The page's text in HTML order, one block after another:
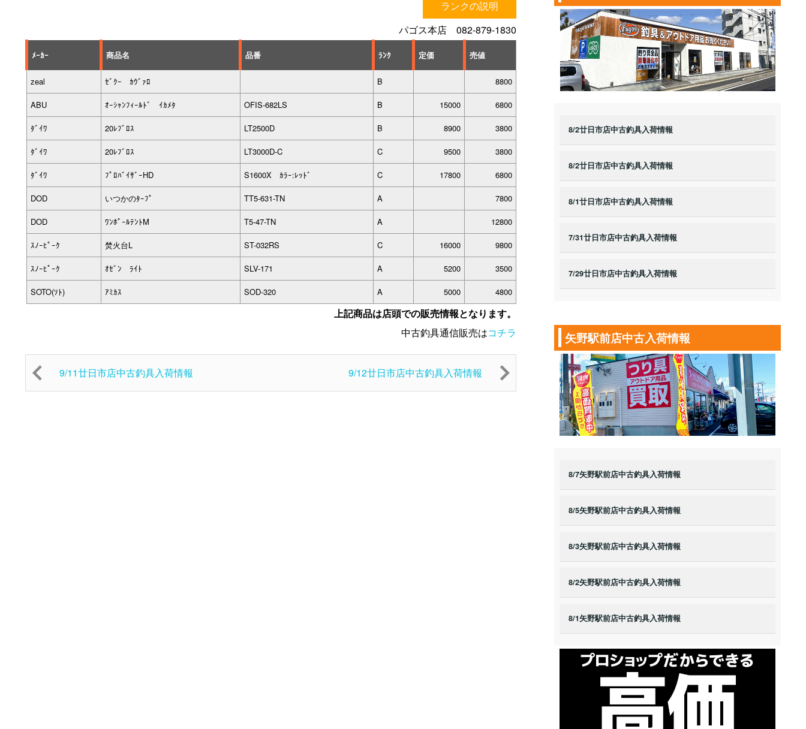
ランクの説明
パゴス本店 082-879-1830
ﾒｰｶｰ 商品名 品番 ﾗﾝｸ 定価 売値
zeal ｾﾞｸｰ ｶｳﾞｧﾛ B 8800
ABU ｵｰｼｬﾝﾌｨｰﾙﾄﾞ ｲｶﾒﾀ OFIS-682LS B 15000 6800
ﾀﾞｲﾜ 20ﾚﾌﾞﾛｽ LT2500D B 8900 3800
ﾀﾞｲﾜ 20ﾚﾌﾞﾛｽ LT3000D-C C 9500 3800
ﾀﾞｲﾜ ﾌﾟﾛﾊﾞｲｻﾞｰHD S1600X ｶﾗｰ:ﾚｯﾄﾞ C 17800 6800
DOD いつかのﾀｰﾌﾟ TT5-631-TN A 7800
DOD ﾜﾝﾎﾟｰﾙﾃﾝﾄM T5-47-TN A 12800
ｽﾉｰﾋﾟｰｸ 焚火台L ST-032RS C 16000 9800
ｽﾉｰﾋﾟｰｸ ｵｾﾞﾝ ﾗｲﾄ SLV-171 A 5200 3500
SOTO(ｿﾄ) ｱﾐｶｽ SOD-320 A 5000 4800
上記商品は店頭での販売情報となります。
中古釣具通信販売はコチラ
9/11廿日市店中古釣具入荷情報 9/12廿日市店中古釣具入荷情報
8/2廿日市店中古釣具入荷情報
8/2廿日市店中古釣具入荷情報
8/1廿日市店中古釣具入荷情報
7/31廿日市店中古釣具入荷情報
7/29廿日市店中古釣具入荷情報
矢野駅前店中古入荷情報
8/7矢野駅前店中古釣具入荷情報
8/5矢野駅前店中古釣具入荷情報
8/3矢野駅前店中古釣具入荷情報
8/2矢野駅前店中古釣具入荷情報
8/1矢野駅前店中古釣具入荷情報